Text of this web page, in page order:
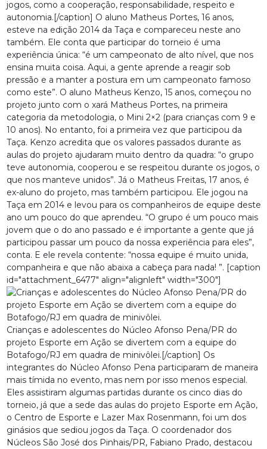
jogos, como a cooperação, responsabilidade, respeito e
autonomia.[/caption] O aluno Matheus Portes, 16 anos,
esteve na edição 2014 da Taça e compareceu neste ano
também. Ele conta que participar do torneio é uma
experiência única: “é um campeonato de alto nível, que nos
ensina muita coisa. Aqui, a gente aprende a reagir sob
pressão e a manter a postura em um campeonato famoso
como este”. O aluno Matheus Kenzo, 15 anos, começou no
projeto junto com o xará Matheus Portes, na primeira
categoria da metodologia, o Mini 2×2 (para crianças com 9 e
10 anos). No entanto, foi a primeira vez que participou da
Taça. Kenzo acredita que os valores passados durante as
aulas do projeto ajudaram muito dentro da quadra: “o grupo
teve autonomia, cooperou e se respeitou durante os jogos, o
que nos manteve unidos”. Já o Matheus Freitas, 17 anos, é
ex-aluno do projeto, mas também participou. Ele jogou na
Taça em 2014 e levou para os companheiros de equipe deste
ano um pouco do que aprendeu. “O grupo é um pouco mais
jovem que o do ano passado e é importante a gente que já
participou passar um pouco da nossa experiência para eles”,
conta. E ele revela contente: “nossa equipe é muito unida,
companheira e que não abaixa a cabeça para nada! ”. [caption
id="attachment_6477" align="alignleft" width="300"]
Crianças e adolescentes do Núcleo Afonso Pena/PR do
projeto Esporte em Ação se divertem com a equipe do
Botafogo/RJ em quadra de minivôlei.[/caption] Os
integrantes do Núcleo Afonso Pena participaram de maneira
mais tímida no evento, mas nem por isso menos especial.
Eles assistiram algumas partidas durante os cinco dias do
torneio, já que a sede das aulas do projeto Esporte em Ação,
o Centro de Esporte e Lazer Max Rosenmann, foi um dos
ginásios que sediou jogos da Taça. O coordenador dos
Núcleos São José dos Pinhais/PR, Fabiano Prado, destacou